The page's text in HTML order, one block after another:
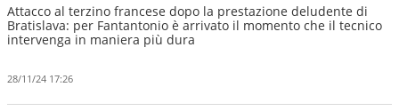
Attacco al terzino francese dopo la prestazione deludente di
Bratislava: per Fantantonio è arrivato il momento che il tecnico
intervenga in maniera più dura
28/11/24 17:26